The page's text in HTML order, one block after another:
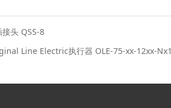
接头 QSS-8
Line Electric执行器 OLE-75-xx-12xx-Nx1